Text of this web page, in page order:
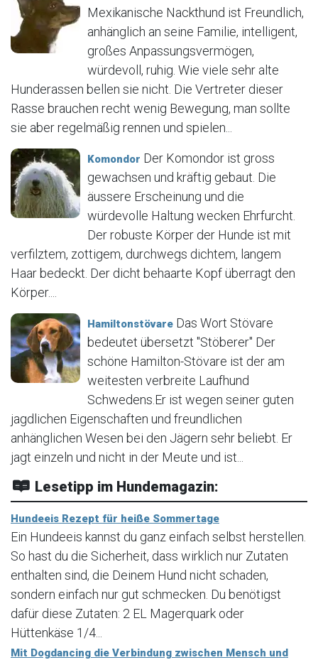
Mexikanische Nackthund ist Freundlich,
anhänglich an seine Familie, intelligent,
großes Anpassungsvermögen,
würdevoll, ruhig. Wie viele sehr alte
Hunderassen bellen sie nicht. Die Vertreter dieser
Rasse brauchen recht wenig Bewegung, man sollte
sie aber regelmäßig rennen und spielen...
Komondor Der Komondor ist gross
gewachsen und kräftig gebaut. Die
äussere Erscheinung und die
würdevolle Haltung wecken Ehrfurcht.
Der robuste Körper der Hunde ist mit
verfilztem, zottigem, durchwegs dichtem, langem
Haar bedeckt. Der dicht behaarte Kopf überragt den
Körper....
Hamiltonstövare Das Wort Stövare
bedeutet übersetzt "Stöberer" Der
schöne Hamilton-Stövare ist der am
weitesten verbreite Laufhund
Schwedens.Er ist wegen seiner guten
jagdlichen Eigenschaften und freundlichen
anhänglichen Wesen bei den Jägern sehr beliebt. Er
jagt einzeln und nicht in der Meute und ist...
Lesetipp im Hundemagazin:
Hundeeis Rezept für heiße Sommertage
Ein Hundeeis kannst du ganz einfach selbst herstellen.
So hast du die Sicherheit, dass wirklich nur Zutaten
enthalten sind, die Deinem Hund nicht schaden,
sondern einfach nur gut schmecken. Du benötigst
dafür diese Zutaten: 2 EL Magerquark oder
Hüttenkäse 1/4...
Mit Dogdancing die Verbindung zwischen Mensch und